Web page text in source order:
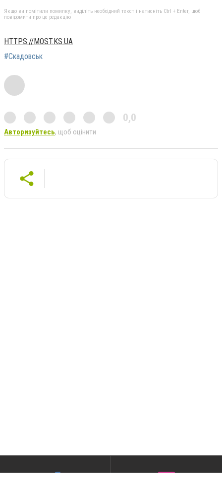
Якщо ви помітили помилку, виділіть необхідний текст і натисніть Ctrl + Enter, щоб
повідомити про це редакцію
HTTPS://MOST.KS.UA
#Скадовськ
0,0
Авторизуйтесь, щоб оцінити